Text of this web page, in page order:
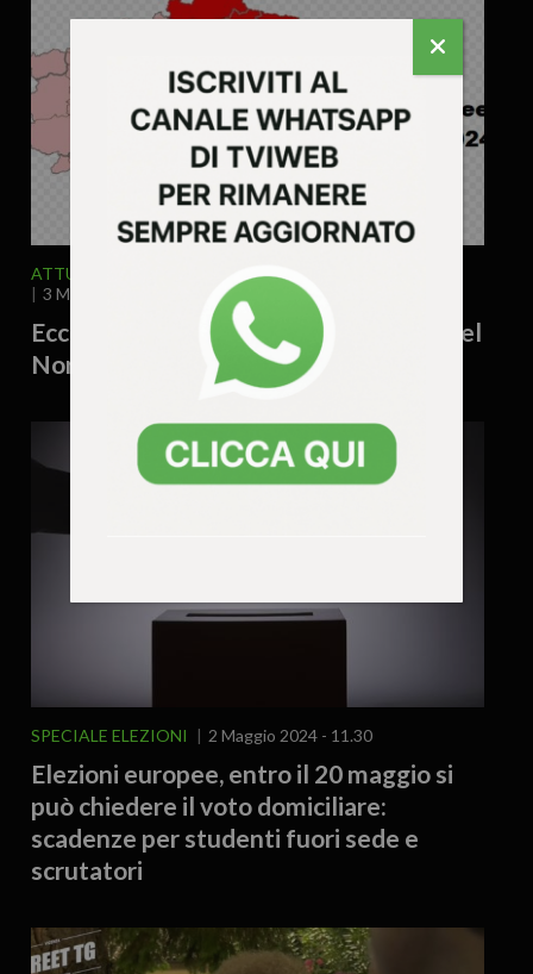
ATTUALITA'
SPECIALE ELEZIONI
3 Maggio 2024 - 12.21
Ecco i candidati alle Elezioni Europee nel
Nord Est: l’elenco (e gli esclusi)
SPECIALE ELEZIONI 2 Maggio 2024 - 11.30
Elezioni europee, entro il 20 maggio si
può chiedere il voto domiciliare:
scadenze per studenti fuori sede e
scrutatori